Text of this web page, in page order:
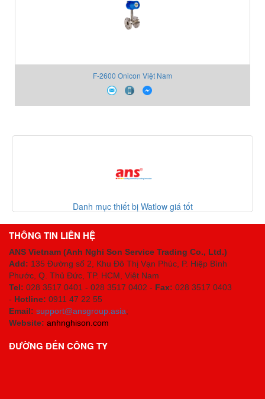
F-2600 Onicon Việt Nam
Danh mục thiết bị Watlow giá tốt
THÔNG TIN LIÊN HỆ
ANS Vietnam (Anh Nghi Son Service Trading Co., Ltd.)
Add: 135 Đường số 2, Khu Đô Thị Vạn Phúc, P. Hiệp Bình
Phước, Q. Thủ Đức, TP. HCM, Việt Nam
Tel: 028 3517 0401 - 028 3517 0402 - Fax: 028 3517 0403
- Hotline: 0911 47 22 55
Email: support@ansgroup.asia;
Website: anhnghison.com
ĐƯỜNG ĐẾN CÔNG TY